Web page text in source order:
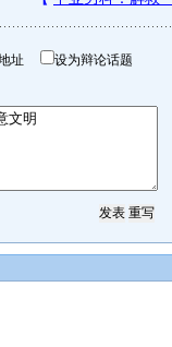
址 设为辩论话题